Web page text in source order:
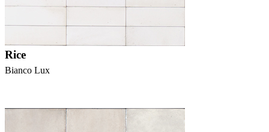
Rice
Bianco Lux